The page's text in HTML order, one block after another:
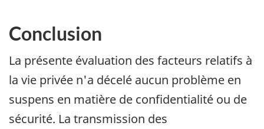
Conclusion
La présente évaluation des facteurs relatifs à
la vie privée n'a décelé aucun problème en
suspens en matière de confidentialité ou de
sécurité. La transmission des